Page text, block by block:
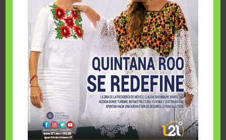
Fairmont Mayakoba y Make-A-Wish México unieron
esfuerzos para hacer realidad el deseo de una …